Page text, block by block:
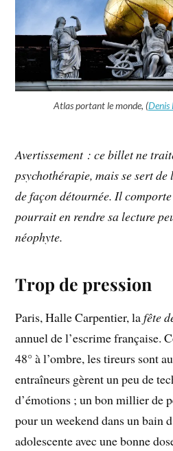
Atlas portant le monde, (Denis
Avertissement : ce billet ne
psychothérapie, mais se sert
de façon détournée. Il
pourrait en rendre sa lecture
néophyte.
Trop de pression
Paris, Halle Carpentier, lafête
annuel de l’escrime française.
48° à l’ombre, les tireurs sont
entraîneurs gèrent un peu de
d’émotions ; un bon millier de
pour un weekend dans un bain
adolescente avec une bonne